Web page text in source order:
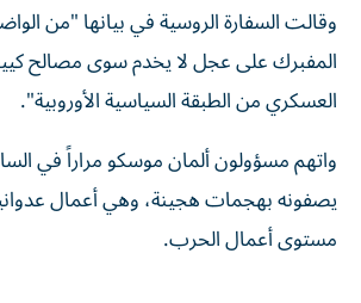
وقالت السفارة الروسية في بيانها "من
المفبرك على عجل لا يخدم سوى مصالح
العسكري من الطبقة السياسية الأوروبية".
واتهم مسؤولون ألمان موسكو مراراً في
يصفونه بهجمات هجينة، وهي أعمال
مستوى أعمال الحرب.